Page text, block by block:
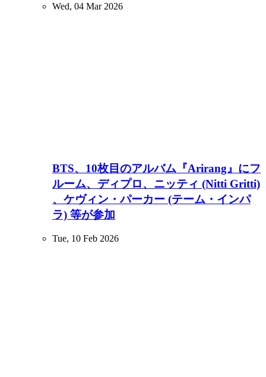
Wed, 04 Mar 2026
BTS、10枚目のアルバム『Arirang』にフ
ルーム、ディプロ、ニッティ (Nitti Gritti)
、ケヴィン・パーカー (テーム・インパ
ラ) 等が参加
Tue, 10 Feb 2026